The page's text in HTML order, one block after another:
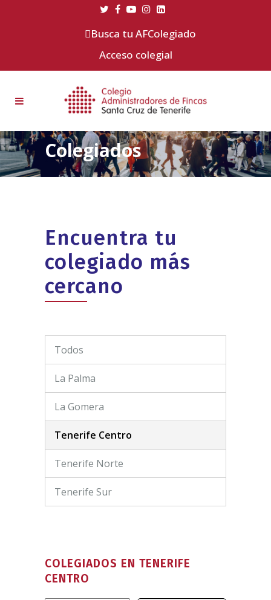
Busca tu AFColegiado
Acceso colegial
Colegiados
Encuentra tu
colegiado más
cercano
Todos
La Palma
La Gomera
Tenerife Centro
Tenerife Norte
Tenerife Sur
COLEGIADOS EN TENERIFE
CENTRO